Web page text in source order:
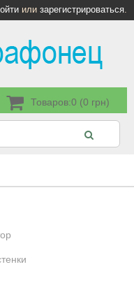
или зарегистрироваться.
Товаров:0 (0 грн)